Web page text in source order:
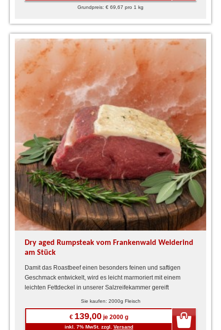
Grundpreis: € 69,67 pro 1 kg
Dry aged Rumpsteak vom Frankenwald Weiderind
am Stück
Damit das Roastbeef einen besonders feinen und saftigen
Geschmack entwickelt, wird es leicht marmoriert mit einem
leichten Fettdeckel in unserer Salzreifekammer gereift
Sie kaufen: 2000g Fleisch
€ 139,00 je 2000 g
inkl. 7% MwSt. zzgl. Versand